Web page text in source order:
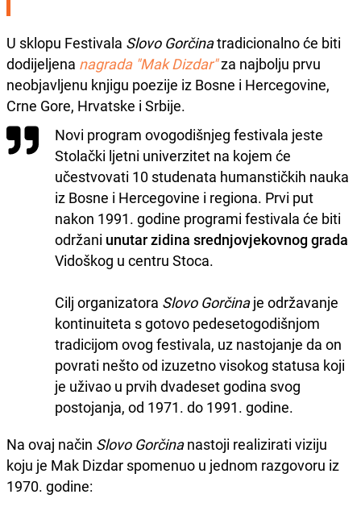
U sklopu Festivala Slovo Gorčinatradicionalno će biti
dodijeljena nagrada "Mak Dizdar"za najbolju prvu
neobjavljenu knjigu poezije iz Bosne i Hercegovine,
Crne Gore, Hrvatske i Srbije.
Novi program ovogodišnjeg festivala jeste
Stolački ljetni univerzitet na kojem će
učestvovati 10 studenata humanstičkih nauka
iz Bosne i Hercegovine i regiona. Prvi put
nakon 1991. godine programi festivala će biti
održani unutar zidina srednjovjekovnog grada
Vidoškog u centru Stoca.
Cilj organizatora Slovo Gorčinaje održavanje
kontinuiteta s gotovo pedesetogodišnjom
tradicijom ovog festivala, uz nastojanje da on
povrati nešto od izuzetno visokog statusa koji
je uživao u prvih dvadeset godina svog
postojanja, od 1971. do 1991. godine.
Na ovaj način Slovo Gorčinanastoji realizirati viziju
koju je Mak Dizdar spomenuo u jednom razgovoru iz
1970. godine: